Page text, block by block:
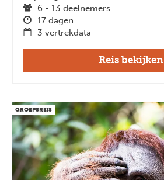
6 - 13 deelnemers
17 dagen
3 vertrekdata
Reis bekijken
GROEPSREIS